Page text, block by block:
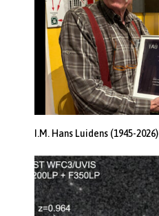
I.M. Hans Luidens (1945-2026)